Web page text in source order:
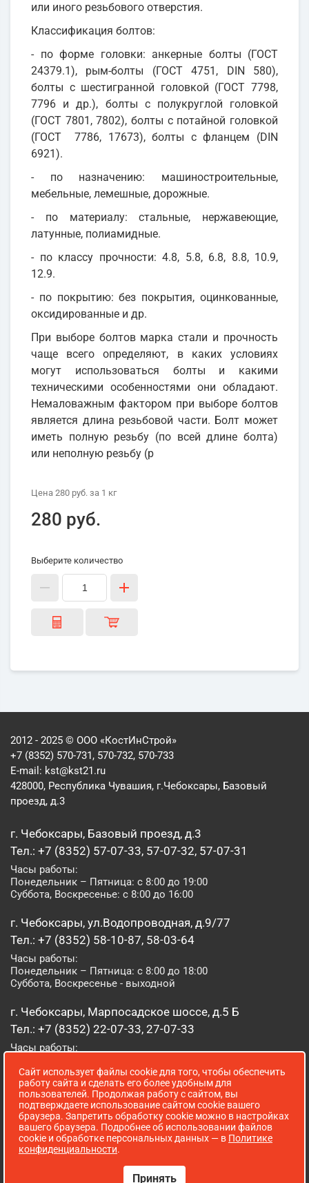
или иного резьбового отверстия.
Классификация болтов:
- по форме головки: анкерные болты (ГОСТ
24379.1), рым-болты (ГОСТ 4751, DIN 580),
болты с шестигранной головкой (ГОСТ 7798,
7796 и др.), болты с полукруглой головкой
(ГОСТ 7801, 7802), болты с потайной головкой
(ГОСТ 7786, 17673), болты с фланцем (DIN
6921).
- по назначению: машиностроительные,
мебельные, лемешные, дорожные.
- по материалу: стальные, нержавеющие,
латунные, полиамидные.
- по классу прочности: 4.8, 5.8, 6.8, 8.8, 10.9,
12.9.
- по покрытию: без покрытия, оцинкованные,
оксидированные и др.
При выборе болтов марка стали и прочность
чаще всего определяют, в каких условиях
могут использоваться болты и какими
техническими особенностями они обладают.
Немаловажным фактором при выборе болтов
является длина резьбовой части. Болт может
иметь полную резьбу (по всей длине болта)
или неполную резьбу (р
Цена 280 руб. за 1 кг
280 руб.
Выберите количество
2012 - 2025 © ООО «КостИнСтрой»
+7 (8352) 570-731, 570-732, 570-733
E-mail: kst@kst21.ru
428000, Республика Чувашия, г.Чебоксары, Базовый
проезд, д.3
г. Чебоксары, Базовый проезд, д.3
Тел.: +7 (8352) 57-07-33, 57-07-32, 57-07-31
Часы работы:
Понедельник – Пятница: с 8:00 до 19:00
Суббота, Воскресенье: с 8:00 до 16:00
г. Чебоксары, ул.Водопроводная, д.9/77
Тел.: +7 (8352) 58-10-87, 58-03-64
Часы работы:
Понедельник – Пятница: с 8:00 до 18:00
Суббота, Воскресенье - выходной
г. Чебоксары, Марпосадское шоссе, д.5 Б
Тел.: +7 (8352) 22-07-33, 27-07-33
Часы работы:
Суббота, Воскресенье: с 8:00 до 16:00
г. Йошкар-Ола, ул. Луначарского, д. 52 А
Тел.: (8362) 41-07-31
Часы работы:
Понедельник – Пятница: с 8:00 до 18:00
Сайт использует файлы cookie для того, чтобы обеспечить
работу сайта и сделать его более удобным для
пользователей. Продолжая работу с сайтом, вы
подтверждаете использование сайтом cookie вашего
браузера. Запретить обработку cookie можно в настройках
вашего браузера. Подробнее об использовании файлов
cookie и обработке персональных данных — в Политике
конфиденциальности.
Принять